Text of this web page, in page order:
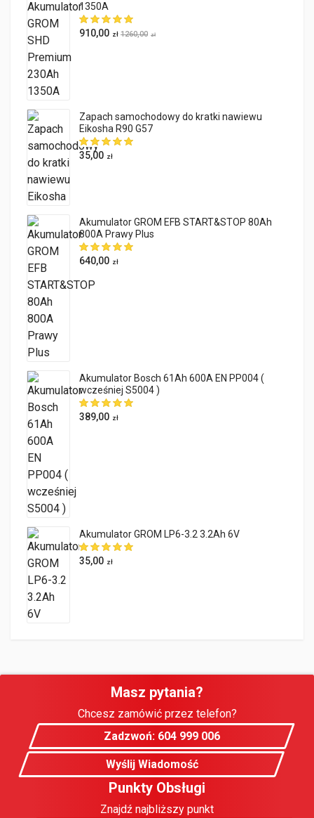
1350A
910,00 zł 1260,00 zł
Zapach samochodowy do kratki nawiewu
Eikosha R90 G57
35,00 zł
Akumulator GROM EFB START&STOP 80Ah
800A Prawy Plus
640,00 zł
Akumulator Bosch 61Ah 600A EN PP004 (
wcześniej S5004 )
389,00 zł
Akumulator GROM LP6-3.2 3.2Ah 6V
35,00 zł
Masz pytania?
Chcesz zamówić przez telefon?
Zadzwoń: 604 999 006
Wyślij Wiadomość
Punkty Obsługi
Znajdź najbliższy punkt